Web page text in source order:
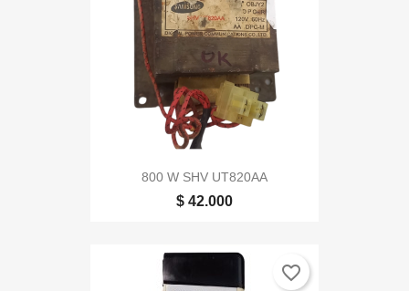
800 W SHV UT820AA
$ 42.000
favorite_border